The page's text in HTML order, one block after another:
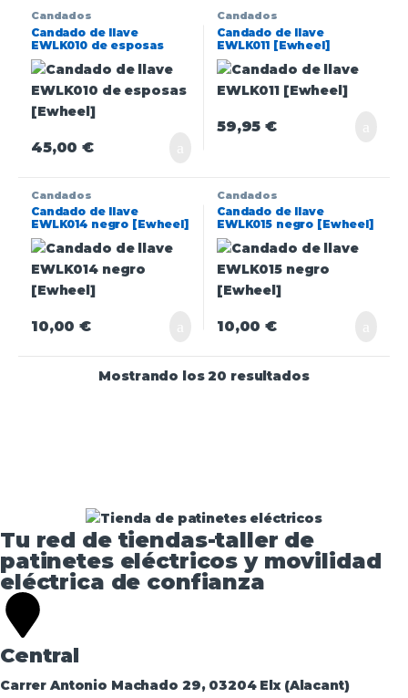
Candados
Candado de llave
EWLK010 de esposas
[Ewheel]
45,00€
Candados
Candado de llave
EWLK011 [Ewheel]
59,95€
Candados
Candado de llave
EWLK014 negro [Ewheel]
10,00€
Candados
Candado de llave
EWLK015 negro [Ewheel]
10,00€
Mostrando los 20 resultados
Tu red de tiendas-taller de
patinetes eléctricos y movilidad
eléctrica de confianza​
Central
Carrer Antonio Machado 29, 03204 Elx (Alacant)